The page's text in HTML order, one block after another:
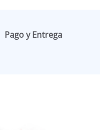
Pago y Entrega